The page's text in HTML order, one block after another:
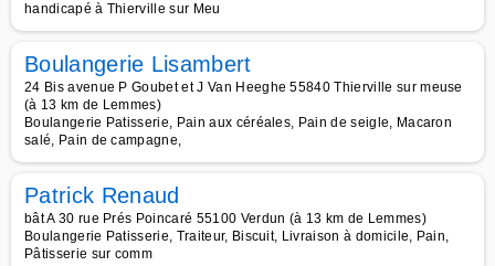
handicapé à Thierville sur Meu
Boulangerie Lisambert
24 Bis avenue P Goubet et J Van Heeghe 55840 Thierville sur meuse
(à 13 km de Lemmes)
Boulangerie Patisserie, Pain aux céréales, Pain de seigle, Macaron
salé, Pain de campagne,
Patrick Renaud
bât A 30 rue Prés Poincaré 55100 Verdun (à 13 km de Lemmes)
Boulangerie Patisserie, Traiteur, Biscuit, Livraison à domicile, Pain,
Pâtisserie sur comm